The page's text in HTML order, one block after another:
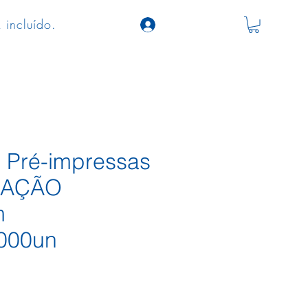
incluído.
Pré-impressas